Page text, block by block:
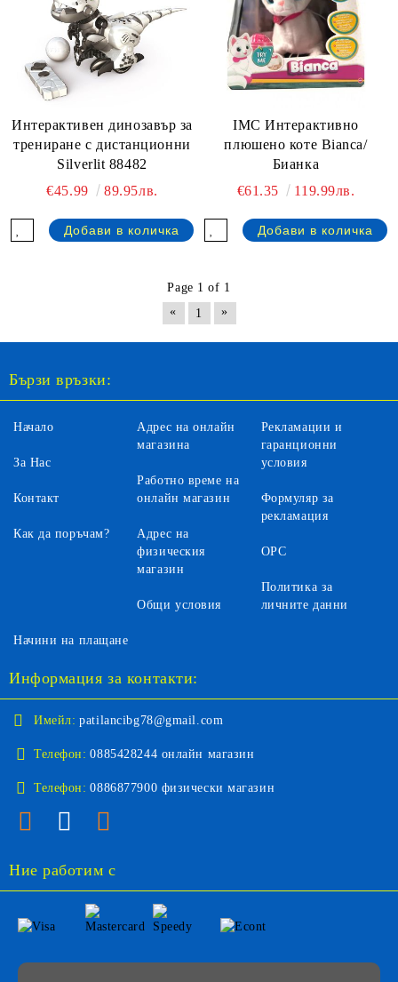
Интерактивен динозавър за
трениране с дистанционни
Silverlit 88482
€45.99
89.95лв.
IMC Интерактивно
плюшено коте Bianca/
Бианка
€61.35
119.99лв.
Page 1 of 1
«
1 »
Бързи връзки:
Начало
За Нас
Контакт
Как да поръчам?
Адрес на онлайн
магазина
Работно време на
онлайн магазин
Адрес на
физическия
магазин
Общи условия
Рекламации и
гаранционни
условия
Формуляр за
рекламация
ОРС
Политика за
личните данни
Начини на плащане
Информация за контакти:
Имейл: patilancibg78@gmail.com
Телефон: 0885428244 онлайн магазин
Телефон: 0886877900 физически магазин
Ние работим с